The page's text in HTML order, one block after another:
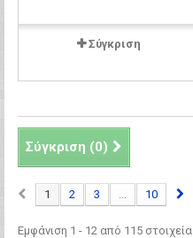
Σύγκριση
Σύγκριση (0)
1 2 3 ... 10
Εμφάνιση 1 - 12 από 115 στοιχεία